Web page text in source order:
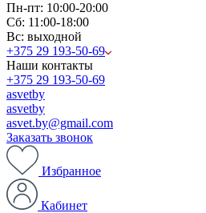
Пн-пт: 10:00-20:00
Сб: 11:00-18:00
Вс: выходной
+375 29 193-50-69
Наши контакты
+375 29 193-50-69
asvetby
asvetby
asvet.by@gmail.com
Заказать звонок
Избранное
Кабинет